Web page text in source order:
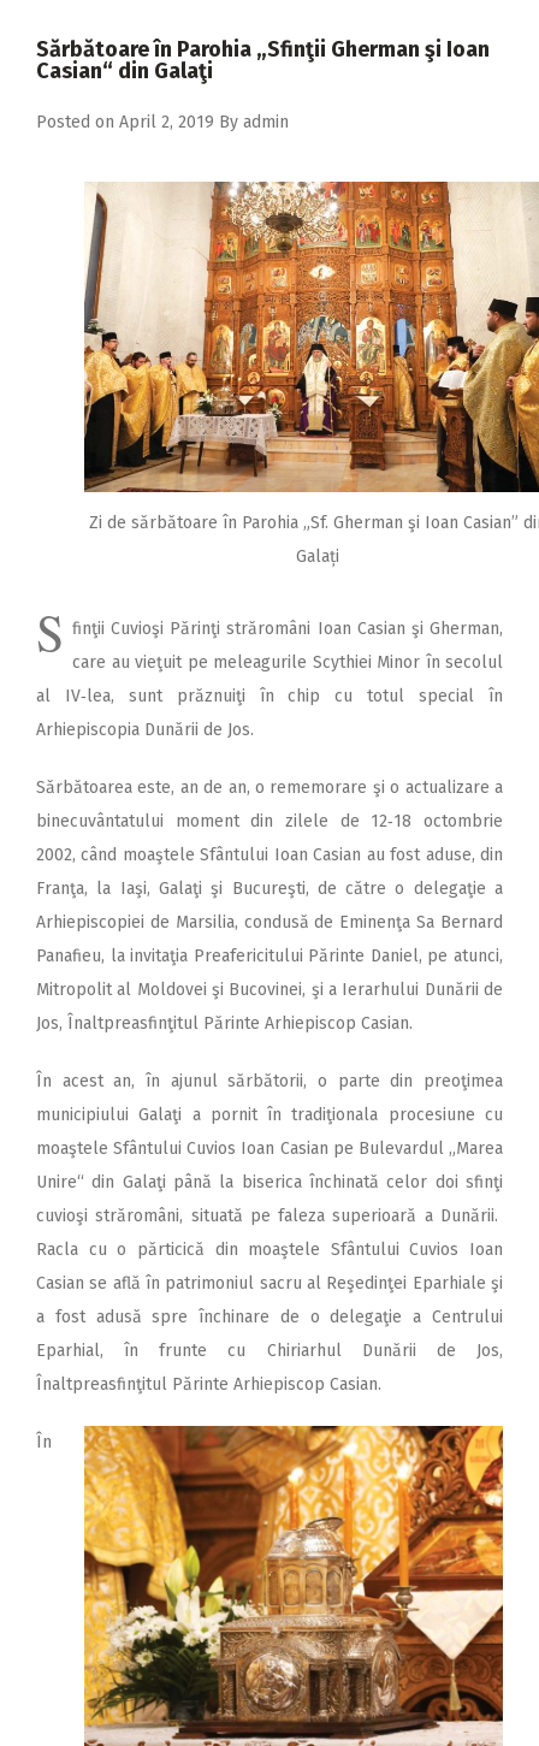
2017
Sărbătoare în Parohia „Sfinţii Gherman şi Ioan
Casian“ din Galaţi
Posted on April 2, 2019 By admin
Zi de sărbătoare în Parohia „Sf. Gherman şi Ioan Casian”
Galați
S finţii Cuvioşi Părinţi străromâni Ioan Casian şi Gherman,
care au vieţuit pe meleagurile Scythiei Minor în secolul
al IV‑lea, sunt prăznuiţi în chip cu totul special în
Arhiepiscopia Dunării de Jos.
Sărbătoarea este, an de an, o rememorare şi o actualizare a
binecuvântatului moment din zilele de 12‑18 octombrie
2002, când moaştele Sfântului Ioan Casian au fost aduse, din
Franţa, la Iaşi, Galaţi şi Bucureşti, de către o delegaţie a
Arhiepiscopiei de Marsilia, condusă de Eminenţa Sa Bernard
Panafieu, la invitaţia Preafericitului Părinte Daniel, pe atunci,
Mitropolit al Moldovei şi Bucovinei, şi a Ierarhului Dunării de
Jos, Înaltpreasfinţitul Părinte Arhiepiscop Casian.
În acest an, în ajunul sărbătorii, o parte din preoţimea
municipiului Galaţi a pornit în tradiţionala procesiune cu
moaştele Sfântului Cuvios Ioan Casian pe Bulevardul „Marea
Unire“ din Galaţi până la biserica închinată celor doi sfinţi
cuvioşi străromâni, situată pe faleza superioară a Dunării.
Racla cu o părticică din moaştele Sfântului Cuvios Ioan
Casian se află în patrimoniul sacru al Reşedinţei Eparhiale şi
a fost adusă spre închinare de o delegaţie a Centrului
Eparhial, în frunte cu Chiriarhul Dunării de Jos,
Înaltpreasfinţitul Părinte Arhiepiscop Casian.
În